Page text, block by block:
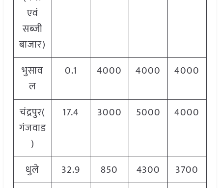
एवं
सब्जी
बाजार)
भुसाव
ल
0.1 4000 4000 4000
चंद्रपुर(
गंजवाड
)
17.4 3000 5000 4000
धुले 32.9 850 4300
3700